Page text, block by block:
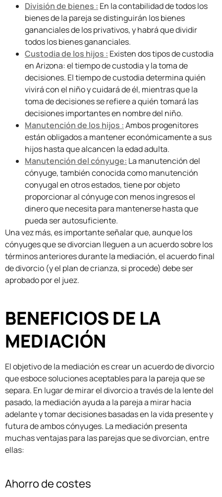
División de bienes : En la contabilidad de todos los
bienes de la pareja se distinguirán los bienes
gananciales de los privativos, y habrá que dividir
todos los bienes gananciales.
Custodia de los hijos : Existen dos tipos de custodia
en Arizona: el tiempo de custodia y la toma de
decisiones. El tiempo de custodia determina quién
vivirá con el niño y cuidará de él, mientras que la
toma de decisiones se refiere a quién tomará las
decisiones importantes en nombre del niño.
Manutención de los hijos :Ambos progenitores
están obligados a mantener económicamente a sus
hijos hasta que alcancen la edad adulta.
Manutención del cónyuge: La manutención del
cónyuge, también conocida como manutención
conyugal en otros estados, tiene por objeto
proporcionar al cónyuge con menos ingresos el
dinero que necesita para mantenerse hasta que
pueda ser autosuficiente.
Una vez más, es importante señalar que, aunque los
cónyuges que se divorcian lleguen a un acuerdo sobre los
términos anteriores durante la mediación, el acuerdo final
de divorcio (y el plan de crianza, si procede) debe ser
aprobado por el juez.
BENEFICIOS DE LA
MEDIACIÓN
El objetivo de la mediación es crear un acuerdo de divorcio
que esboce soluciones aceptables para la pareja que se
separa. En lugar de mirar el divorcio a través de la lente del
pasado, la mediación ayuda a la pareja a mirar hacia
adelante y tomar decisiones basadas en la vida presente y
futura de ambos cónyuges. La mediación presenta
muchas ventajas para las parejas que se divorcian, entre
ellas:
Ahorro de costes